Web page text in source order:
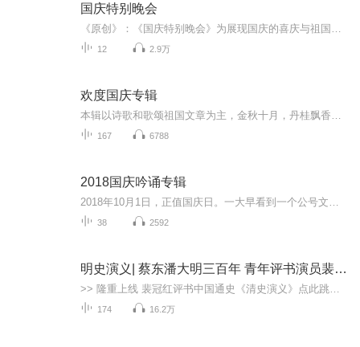
国庆特别晚会
12 2.9万
欢度国庆专辑
167 6788
2018国庆吟诵专辑
38 2592
明史演义| 蔡东潘大明三百年 青年评书演员裴冠红
174 16.2万